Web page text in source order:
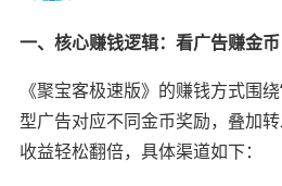
一、核心赚钱逻辑：看广告赚金
《聚宝客极速版》的赚钱方式围
型广告对应不同金币奖励，叠加转
收益轻松翻倍，具体渠道如下：